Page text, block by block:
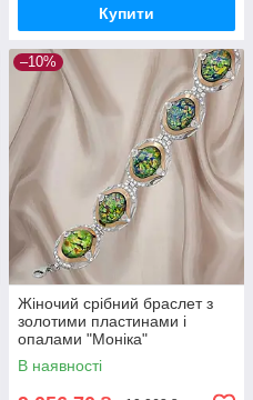
Купити
–10%
Жіночий срібний браслет з
золотими пластинами і
опалами "Моніка"
В наявності